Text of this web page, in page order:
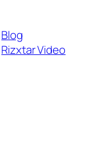
Blog
Rizxtar Video